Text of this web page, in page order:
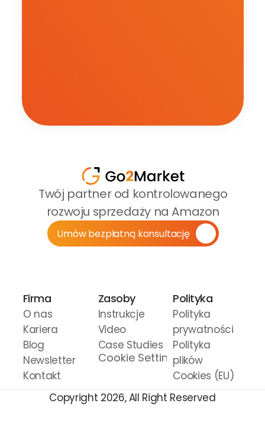
Twój partner od kontrolowanego
rozwoju sprzedaży na Amazon
Umów bezpłatną konsultację
Firma
O nas
Kariera
Blog
Newsletter
Kontakt
Zasoby
Instrukcje
Video
Case Studies
Cookie Settings
Polityka
Polityka
prywatności
Polityka
plików
Cookies (EU)
Copyright 2026, All Right Reserved